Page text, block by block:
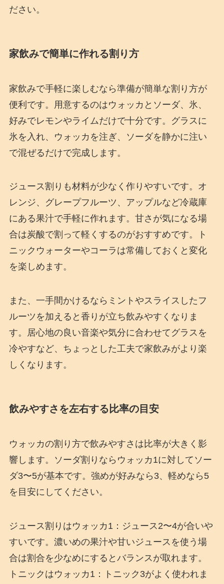
ださい。
家飲みで簡単に作れる割り方
家飲みで手軽に楽しむなら準備が簡単な割り方が
便利です。用意するのはウォッカとソーダ、氷、
好みでレモンやライムだけで十分です。グラスに
氷を入れ、ウォッカを注ぎ、ソーダを静かに注い
で混ぜるだけで完成します。
ジュース割りも材料が少なく作りやすいです。オ
レンジ、グレープフルーツ、アップルなど冷蔵庫
にある果汁で手軽に作れます。甘さが気になる場
合は炭酸で割って軽くするのがおすすめです。ト
ニックウォーターやコーラは常備しておくと変化
を楽しめます。
また、一手間かけるならミントやスライスしたフ
ルーツを加えると香りが立ち飲みやすくなりま
す。居心地の良い音楽や気分に合わせてグラスを
冷やすなど、ちょっとした工夫で家飲みがより楽
しくなります。
飲みやすさを左右する比率の目安
ウォッカの割り方で飲みやすさは比率が大きく影
響します。ソーダ割りならウォッカ1に対してソー
ダ3〜5が基本です。強めが好みなら3、軽めなら5
を目安にしてください。
ジュース割りはウォッカ1：ジュース2〜4が合いや
すいです。濃いめの果汁や甘いジュースを使う場
合は割合を少なめにするとバランスが取れます。
トニックはウォッカ1：トニック3がよく使われま